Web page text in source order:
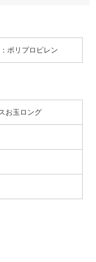
ポリプロピレン
お玉ロング